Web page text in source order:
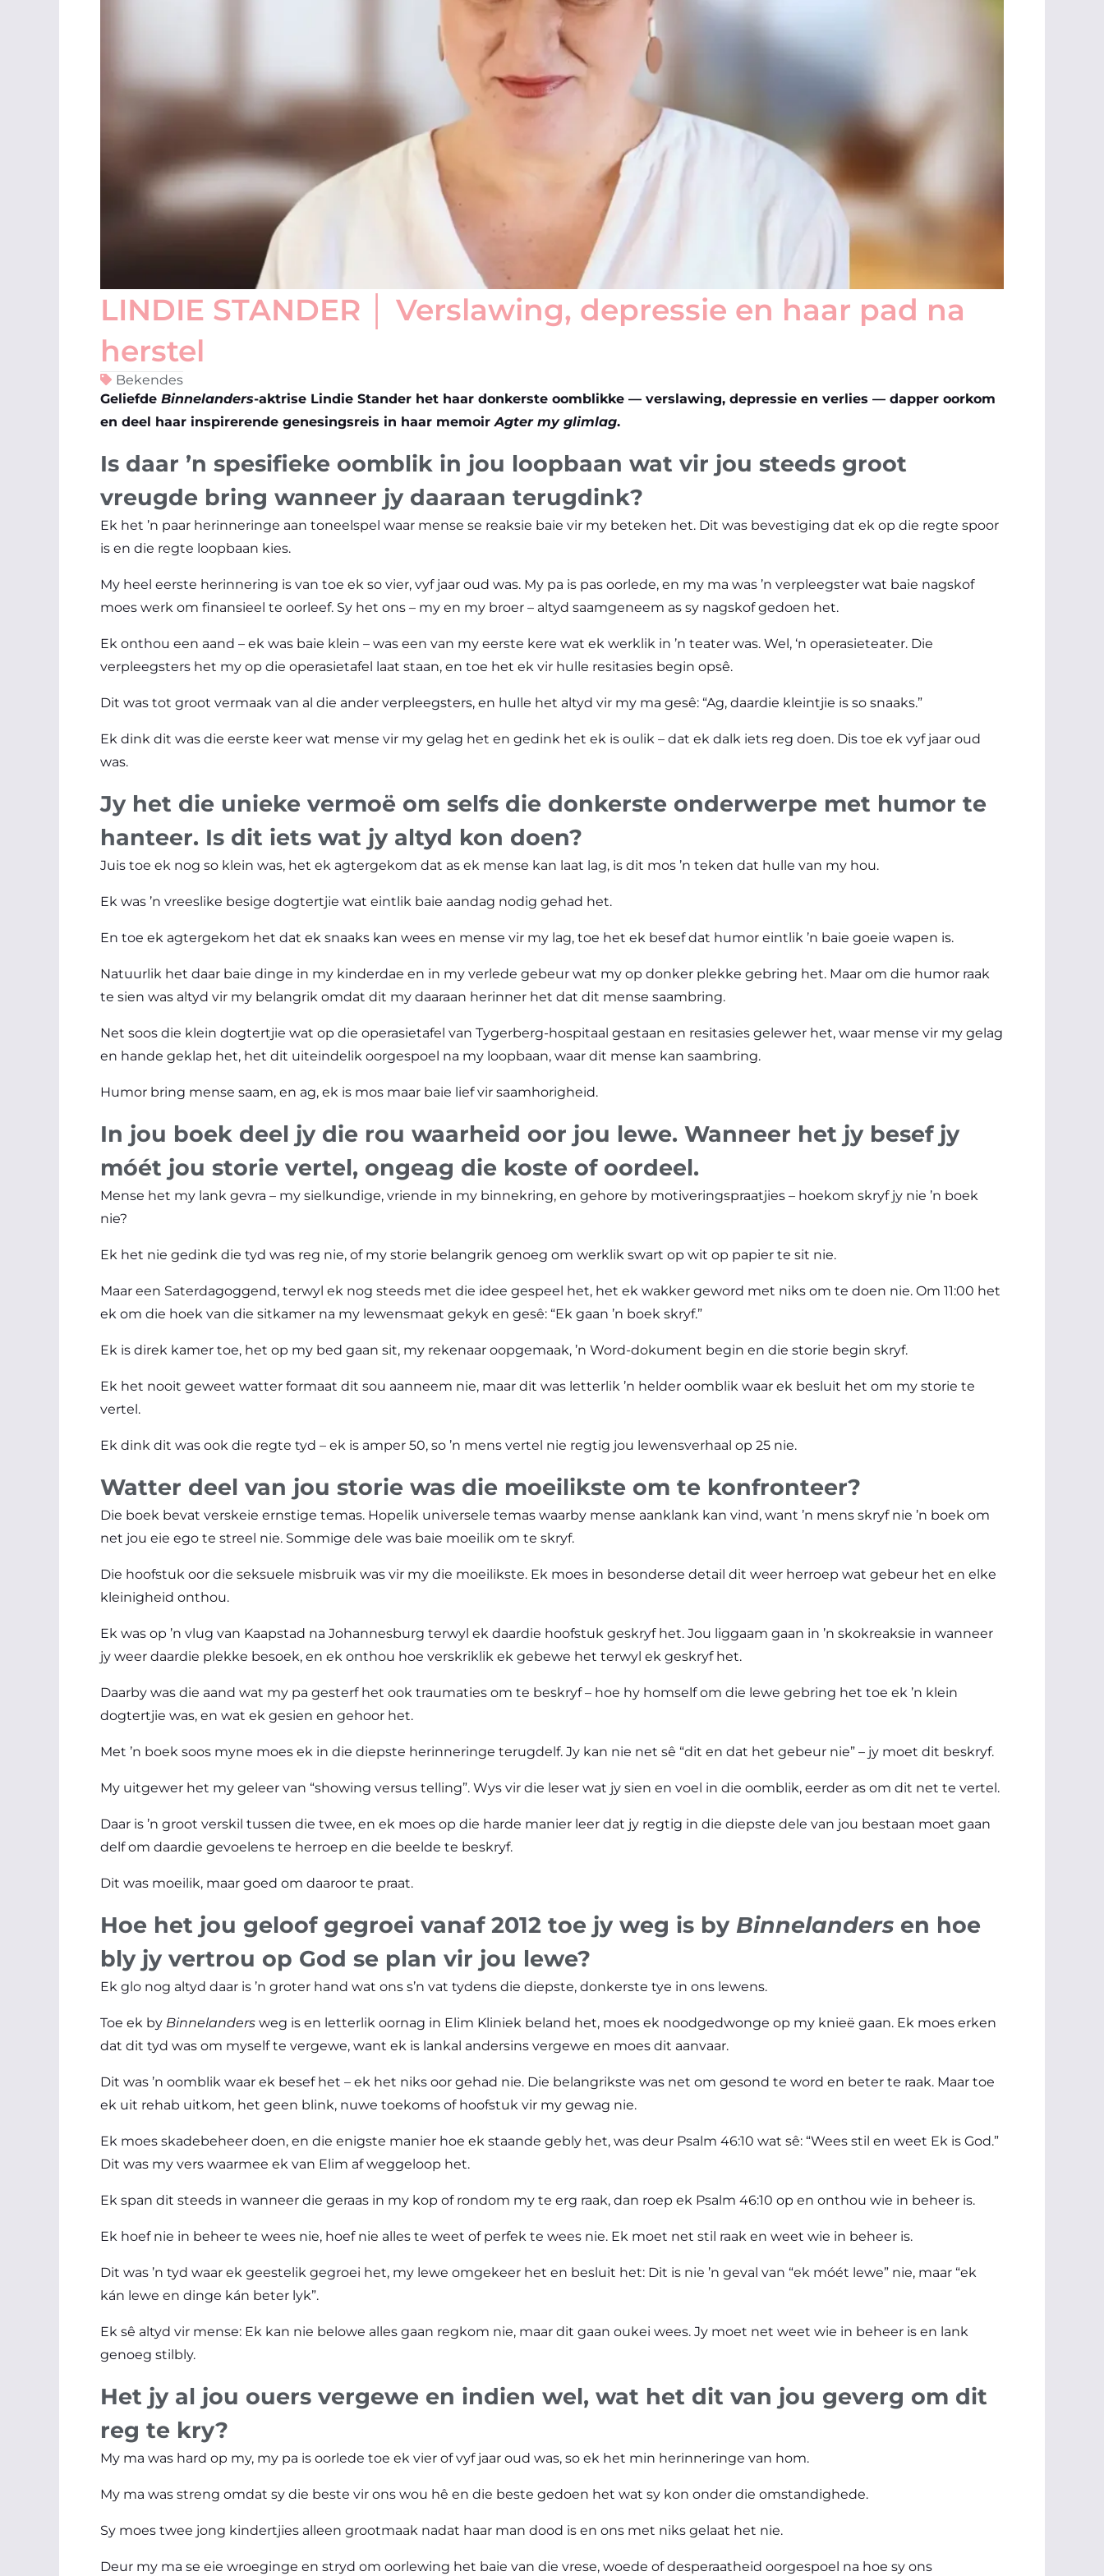
LINDIE STANDER │ Verslawing, depressie en haar pad na
herstel
Bekendes
Geliefde Binnelanders-aktrise Lindie Stander het haar donkerste oomblikke — verslawing, depressie en verlies — dapper oorkom
en deel haar inspirerende genesingsreis in haar memoirAgter my glimlag.
Is daar ’n spesifieke oomblik in jou loopbaan wat vir jou steeds groot
vreugde bring wanneer jy daaraan terugdink?
Ek het ’n paar herinneringe aan toneelspel waar mense se reaksie baie vir my beteken het. Dit was bevestiging dat ek op die regte spoor
is en die regte loopbaan kies.
My heel eerste herinnering is van toe ek so vier, vyf jaar oud was. My pa is pas oorlede, en my ma was ’n verpleegster wat baie nagskof
moes werk om finansieel te oorleef. Sy het ons – my en my broer – altyd saamgeneem as sy nagskof gedoen het.
Ek onthou een aand – ek was baie klein – was een van my eerste kere wat ek werklik in ’n teater was. Wel, ‘n operasieteater. Die
verpleegsters het my op die operasietafel laat staan, en toe het ek vir hulle resitasies begin opsê.
Dit was tot groot vermaak van al die ander verpleegsters, en hulle het altyd vir my ma gesê: “Ag, daardie kleintjie is so snaaks.”
Ek dink dit was die eerste keer wat mense vir my gelag het en gedink het ek is oulik – dat ek dalk iets reg doen. Dis toe ek vyf jaar oud
was.
Jy het die unieke vermoë om selfs die donkerste onderwerpe met humor te
hanteer. Is dit iets wat jy altyd kon doen?
Juis toe ek nog so klein was, het ek agtergekom dat as ek mense kan laat lag, is dit mos ’n teken dat hulle van my hou.
Ek was ’n vreeslike besige dogtertjie wat eintlik baie aandag nodig gehad het.
En toe ek agtergekom het dat ek snaaks kan wees en mense vir my lag, toe het ek besef dat humor eintlik ’n baie goeie wapen is.
Natuurlik het daar baie dinge in my kinderdae en in my verlede gebeur wat my op donker plekke gebring het. Maar om die humor raak
te sien was altyd vir my belangrik omdat dit my daaraan herinner het dat dit mense saambring.
Net soos die klein dogtertjie wat op die operasietafel van Tygerberg-hospitaal gestaan en resitasies gelewer het, waar mense vir my gelag
en hande geklap het, het dit uiteindelik oorgespoel na my loopbaan, waar dit mense kan saambring.
Humor bring mense saam, en ag, ek is mos maar baie lief vir saamhorigheid.
In jou boek deel jy die rou waarheid oor jou lewe. Wanneer het jy besef jy
móét jou storie vertel, ongeag die koste of oordeel.
Mense het my lank gevra – my sielkundige, vriende in my binnekring, en gehore by motiveringspraatjies – hoekom skryf jy nie ’n boek
nie?
Ek het nie gedink die tyd was reg nie, of my storie belangrik genoeg om werklik swart op wit op papier te sit nie.
Maar een Saterdagoggend, terwyl ek nog steeds met die idee gespeel het, het ek wakker geword met niks om te doen nie. Om 11:00 het
ek om die hoek van die sitkamer na my lewensmaat gekyk en gesê: “Ek gaan ’n boek skryf.”
Ek is direk kamer toe, het op my bed gaan sit, my rekenaar oopgemaak, ’n Word-dokument begin en die storie begin skryf.
Ek het nooit geweet watter formaat dit sou aanneem nie, maar dit was letterlik ’n helder oomblik waar ek besluit het om my storie te
vertel.
Ek dink dit was ook die regte tyd – ek is amper 50, so ’n mens vertel nie regtig jou lewensverhaal op 25 nie.
Watter deel van jou storie was die moeilikste om te konfronteer?
Die boek bevat verskeie ernstige temas. Hopelik universele temas waarby mense aanklank kan vind, want ’n mens skryf nie ’n boek om
net jou eie ego te streel nie. Sommige dele was baie moeilik om te skryf.
Die hoofstuk oor die seksuele misbruik was vir my die moeilikste. Ek moes in besonderse detail dit weer herroep wat gebeur het en elke
kleinigheid onthou.
Ek was op ’n vlug van Kaapstad na Johannesburg terwyl ek daardie hoofstuk geskryf het. Jou liggaam gaan in ’n skokreaksie in wanneer
jy weer daardie plekke besoek, en ek onthou hoe verskriklik ek gebewe het terwyl ek geskryf het.
Daarby was die aand wat my pa gesterf het ook traumaties om te beskryf – hoe hy homself om die lewe gebring het toe ek ’n klein
dogtertjie was, en wat ek gesien en gehoor het.
Met ’n boek soos myne moes ek in die diepste herinneringe terugdelf. Jy kan nie net sê “dit en dat het gebeur nie” – jy moet dit beskryf.
My uitgewer het my geleer van “showing versus telling”. Wys vir die leser wat jy sien en voel in die oomblik, eerder as om dit net te vertel.
Daar is ’n groot verskil tussen die twee, en ek moes op die harde manier leer dat jy regtig in die diepste dele van jou bestaan moet gaan
delf om daardie gevoelens te herroep en die beelde te beskryf.
Dit was moeilik, maar goed om daaroor te praat.
Hoe het jou geloof gegroei vanaf 2012 toe jy weg is by Binnelanders en hoe
bly jy vertrou op God se plan vir jou lewe?
Ek glo nog altyd daar is ’n groter hand wat ons s’n vat tydens die diepste, donkerste tye in ons lewens.
Toe ek by Binnelanders weg is en letterlik oornag in Elim Kliniek beland het, moes ek noodgedwonge op my knieë gaan. Ek moes erken
dat dit tyd was om myself te vergewe, want ek is lankal andersins vergewe en moes dit aanvaar.
Dit was ’n oomblik waar ek besef het – ek het niks oor gehad nie. Die belangrikste was net om gesond te word en beter te raak. Maar toe
ek uit rehab uitkom, het geen blink, nuwe toekoms of hoofstuk vir my gewag nie.
Ek moes skadebeheer doen, en die enigste manier hoe ek staande gebly het, was deur Psalm 46:10 wat sê: “Wees stil en weet Ek is God.”
Dit was my vers waarmee ek van Elim af weggeloop het.
Ek span dit steeds in wanneer die geraas in my kop of rondom my te erg raak, dan roep ek Psalm 46:10 op en onthou wie in beheer is.
Ek hoef nie in beheer te wees nie, hoef nie alles te weet of perfek te wees nie. Ek moet net stil raak en weet wie in beheer is.
Dit was ’n tyd waar ek geestelik gegroei het, my lewe omgekeer het en besluit het: Dit is nie ’n geval van “ek móét lewe” nie, maar “ek
kán lewe en dinge kán beter lyk”.
Ek sê altyd vir mense: Ek kan nie belowe alles gaan regkom nie, maar dit gaan oukei wees. Jy moet net weet wie in beheer is en lank
genoeg stilbly.
Het jy al jou ouers vergewe en indien wel, wat het dit van jou geverg om dit
reg te kry?
My ma was hard op my, my pa is oorlede toe ek vier of vyf jaar oud was, so ek het min herinneringe van hom.
My ma was streng omdat sy die beste vir ons wou hê en die beste gedoen het wat sy kon onder die omstandighede.
Sy moes twee jong kindertjies alleen grootmaak nadat haar man dood is en ons met niks gelaat het nie.
Deur my ma se eie wroeginge en stryd om oorlewing het baie van die vrese, woede of desperaatheid oorgespoel na hoe sy ons